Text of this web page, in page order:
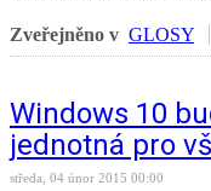
Zveřejněno v GLOSY
Windows 10
jednotná pro
středa, 04 únor 2015 00:00